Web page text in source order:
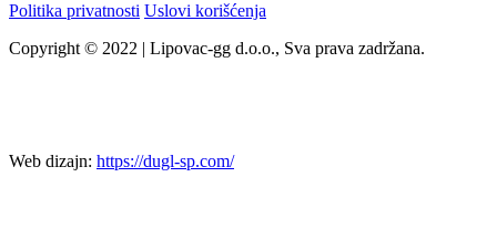
Politika privatnosti Uslovi korišćenja
Copyright © 2022 | Lipovac-gg d.o.o., Sva prava zadržana.
Web dizajn: https://dugl-sp.com/